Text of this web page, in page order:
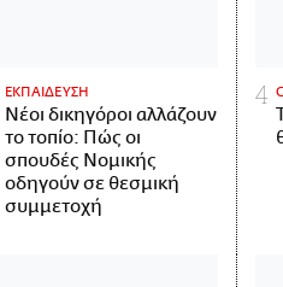
ΕΚΠΑΙΔΕΥΣΗ
Νέοι δικηγόροι αλλάζουν
το τοπίο: Πώς οι
σπουδές Νομικής
οδηγούν σε θεσμική
συμμετοχή